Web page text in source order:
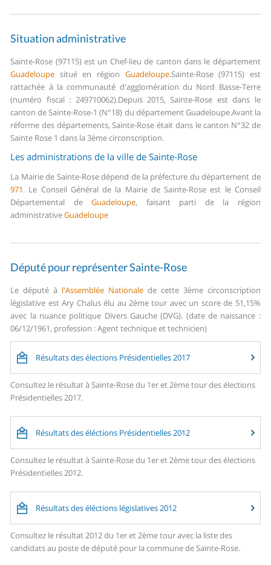
Situation administrative
Sainte-Rose (97115) est un Chef-lieu de canton dans le département
Guadeloupe situé en région Guadeloupe.Sainte-Rose (97115) est
rattachée à la communauté d'agglomération du Nord Basse-Terre
(numéro fiscal : 249710062).Depuis 2015, Sainte-Rose est dans le
canton de Sainte-Rose-1 (N°18) du département Guadeloupe.Avant la
réforme des départements, Sainte-Rose était dans le canton N°32 de
Sainte Rose 1 dans la 3ème circonscription.
Les administrations de la ville de Sainte-Rose
La Mairie de Sainte-Rose dépend de la préfecture du département de
971. Le Conseil Général de la Mairie de Sainte-Rose est le Conseil
Départemental deGuadeloupe, faisant parti de la région
administrativeGuadeloupe
Député pour représenter Sainte-Rose
Le député à l'Assemblée Nationale de cette 3ème circonscription
législative est Ary Chalus élu au 2ème tour avec un score de 51,15%
avec la nuance politique Divers Gauche (DVG). (date de naissance :
06/12/1961, profession : Agent technique et technicien)
Résultats des élections Présidentielles 2017
Consultez le résultat à Sainte-Rose du 1er et 2ème tour des élections
Présidentielles 2017.
Résultats des éléctions Présidentielles 2012
Consultez le résultat à Sainte-Rose du 1er et 2ème tour des élections
Présidentielles 2012.
Résultats des éléctions législatives 2012
Consultez le résultat 2012 du 1er et 2ème tour avec la liste des
candidats au poste de député pour la commune de Sainte-Rose.